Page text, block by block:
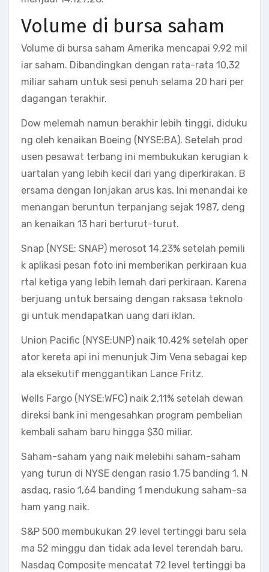
Volume di bursa saham
Volume di bursa saham Amerika mencapai 9,92 mil
iar saham. Dibandingkan dengan rata-rata 10,32
miliar saham untuk sesi penuh selama 20 hari per
dagangan terakhir.
Dow melemah namun berakhir lebih tinggi, diduku
ng oleh kenaikan Boeing (NYSE:BA). Setelah prod
usen pesawat terbang ini membukukan kerugian k
uartalan yang lebih kecil dari yang diperkirakan. B
ersama dengan lonjakan arus kas. Ini menandai ke
menangan beruntun terpanjang sejak 1987, deng
an kenaikan 13 hari berturut-turut.
Snap (NYSE: SNAP) merosot 14,23% setelah pemili
k aplikasi pesan foto ini memberikan perkiraan kua
rtal ketiga yang lebih lemah dari perkiraan. Karena
berjuang untuk bersaing dengan raksasa teknolo
gi untuk mendapatkan uang dari iklan.
Union Pacific (NYSE:UNP) naik 10,42% setelah oper
ator kereta api ini menunjuk Jim Vena sebagai kep
ala eksekutif menggantikan Lance Fritz.
Wells Fargo (NYSE:WFC) naik 2,11% setelah dewan
direksi bank ini mengesahkan program pembelian
kembali saham baru hingga $30 miliar.
Saham-saham yang naik melebihi saham-saham
yang turun di NYSE dengan rasio 1,75 banding 1. N
asdaq, rasio 1,64 banding 1 mendukung saham-sa
ham yang naik.
S&P 500 membukukan 29 level tertinggi baru sela
ma 52 minggu dan tidak ada level terendah baru.
Nasdaq Composite mencatat 72 level tertinggi ba